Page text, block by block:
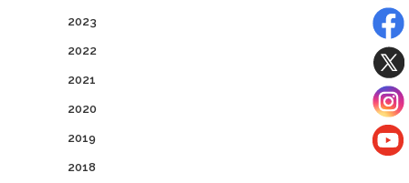
2023
2022
2021
2020
2019
2018